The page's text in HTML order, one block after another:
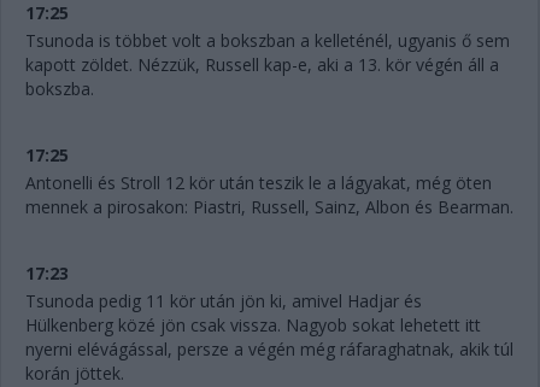
17:25
Tsunoda is többet volt a bokszban a kelleténél, ugyanis ő sem
kapott zöldet. Nézzük, Russell kap-e, aki a 13. kör végén áll a
bokszba.
17:25
Antonelli és Stroll 12 kör után teszik le a lágyakat, még öten
mennek a pirosakon: Piastri, Russell, Sainz, Albon és Bearman.
17:23
Tsunoda pedig 11 kör után jön ki, amivel Hadjar és
Hülkenberg közé jön csak vissza. Nagyob sokat lehetett itt
nyerni elévágással, persze a végén még ráfaraghatnak, akik túl
korán jöttek.